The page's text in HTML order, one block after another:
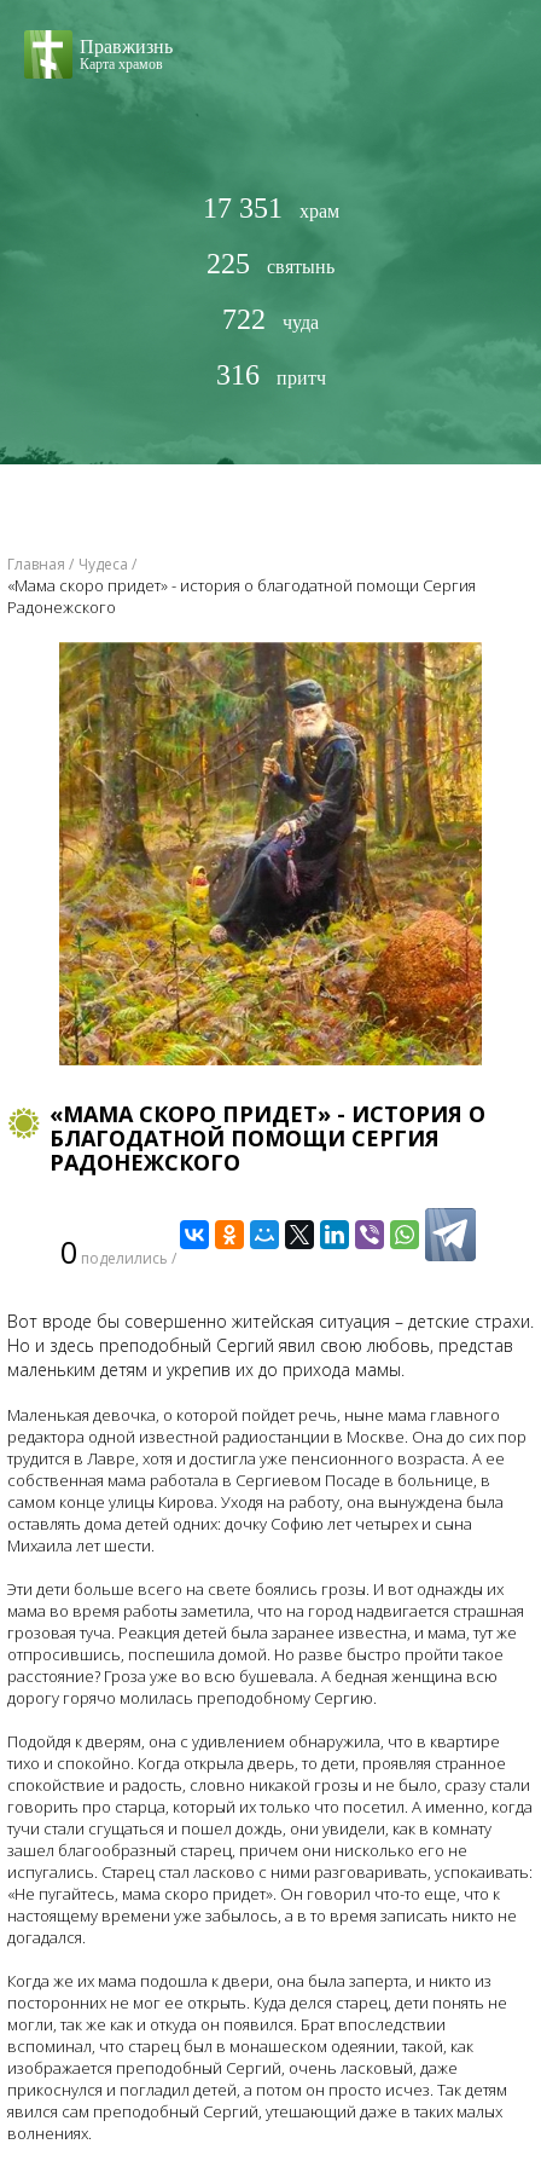
Правжизнь
Карта храмов
17 351 храм
225 святынь
722 чуда
316 притч
Главная Чудеса
«Мама скоро придет» - история о благодатной помощи Сергия
Радонежского
«МАМА СКОРО ПРИДЕТ» - ИСТОРИЯ О
БЛАГОДАТНОЙ ПОМОЩИ СЕРГИЯ
РАДОНЕЖСКОГО
0 поделились /
Вот вроде бы совершенно житейская ситуация – детские страхи.
Но и здесь преподобный Сергий явил свою любовь, представ
маленьким детям и укрепив их до прихода мамы.
Маленькая девочка, о которой пойдет речь, ныне мама главного
редактора одной известной радиостанции в Москве. Она до сих пор
трудится в Лавре, хотя и достигла уже пенсионного возраста. А ее
собственная мама работала в Сергиевом Посаде в больнице, в
самом конце улицы Кирова. Уходя на работу, она вынуждена была
оставлять дома детей одних: дочку Софию лет четырех и сына
Михаила лет шести.
Эти дети больше всего на свете боялись грозы. И вот однажды их
мама во время работы заметила, что на город надвигается страшная
грозовая туча. Реакция детей была заранее известна, и мама, тут же
отпросившись, поспешила домой. Но разве быстро пройти такое
расстояние? Гроза уже во всю бушевала. А бедная женщина всю
дорогу горячо молилась преподобному Сергию.
Подойдя к дверям, она с удивлением обнаружила, что в квартире
тихо и спокойно. Когда открыла дверь, то дети, проявляя странное
спокойствие и радость, словно никакой грозы и не было, сразу стали
говорить про старца, который их только что посетил. А именно, когда
тучи стали сгущаться и пошел дождь, они увидели, как в комнату
зашел благообразный старец, причем они нисколько его не
испугались. Старец стал ласково с ними разговаривать, успокаивать:
«Не пугайтесь, мама скоро придет». Он говорил что-то еще, что к
настоящему времени уже забылось, а в то время записать никто не
догадался.
Когда же их мама подошла к двери, она была заперта, и никто из
посторонних не мог ее открыть. Куда делся старец, дети понять не
могли, так же как и откуда он появился. Брат впоследствии
вспоминал, что старец был в монашеском одеянии, такой, как
изображается преподобный Сергий, очень ласковый, даже
прикоснулся и погладил детей, а потом он просто исчез. Так детям
явился сам преподобный Сергий, утешающий даже в таких малых
волнениях.